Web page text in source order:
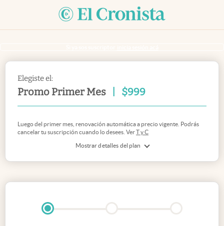
Elegiste el:
Promo Primer Mes $999
Mostrar detalles del plan
Luego del primer mes, renovación automática a precio vigente. Podrás
cancelar tu suscripción cuando lo desees. VerT y C